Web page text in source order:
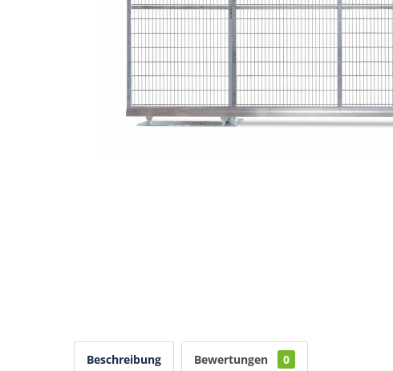
Beschreibung Bewertungen 0